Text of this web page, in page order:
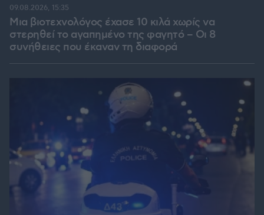
Μια βιοτεχνολόγος έχασε 10 κιλά χωρίς να
στερηθεί το αγαπημένο της φαγητό – Οι 8
συνήθειες που έκαναν τη διαφορά
09.08.2026, 15:35